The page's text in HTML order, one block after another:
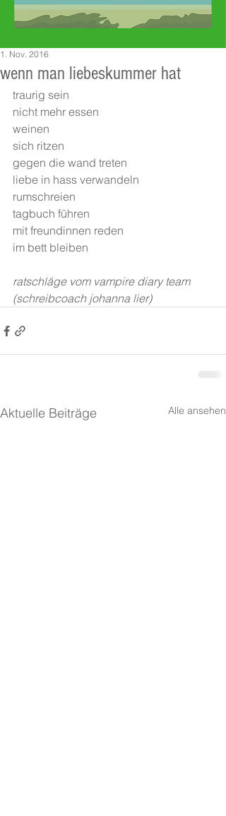
wenn man liebeskummer hat
1. Nov. 2016
traurig sein
nicht mehr essen
weinen
sich ritzen
gegen die wand treten
liebe in hass verwandeln
rumschreien
tagbuch führen
mit freundinnen reden
im bett bleiben
ratschläge vom vampire diary team
(schreibcoach johanna lier)
Aktuelle Beiträge Alle ansehen